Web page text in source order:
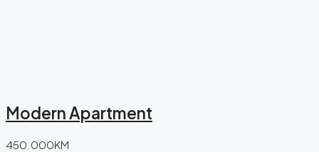
Modern Apartment
450.000KM